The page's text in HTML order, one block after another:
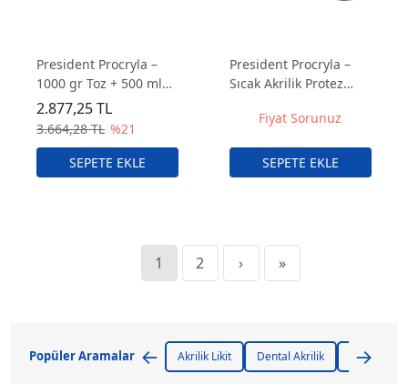
President Procryla –
1000 gr Toz + 500 ml
Likit Soğuk Akrilik
Takım
3.664,28 TL %21
2.877,25 TL
President Procryla –
Sıcak Akrilik Protez
Fiyat Sorunuz
1 2 › »
Popüler Aramalar ← Akrilik Likit Dental Akrilik Soğuk
→